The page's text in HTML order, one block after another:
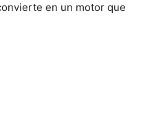
en un motor que